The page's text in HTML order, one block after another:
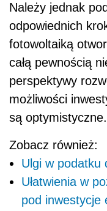
Należy jednak
odpowiednich
fotowoltaiką
całą pewnością
perspektywy
możliwości
są optymistyczne.
Zobacz również:
Ulgi w podatku
Ułatwienia w
pod inwestycje